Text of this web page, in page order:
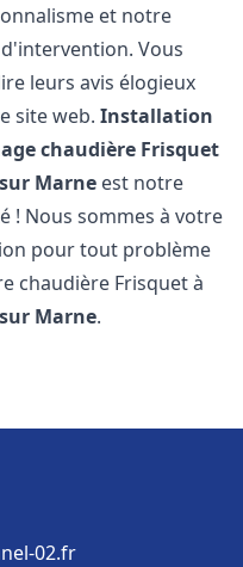
et notre
Vous
leurs avis élogieux
site web.Installation
chaudière Frisquet
Marne est notre
! Nous sommes à votre
pour tout problème
chaudière Frisquet à
Marne.
02.fr